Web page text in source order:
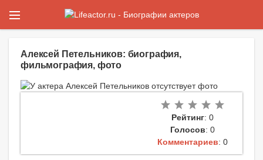
Алексей Петельников: биография,
фильмография, фото
Рейтинг: 0
Голосов: 0
Комментариев: 0